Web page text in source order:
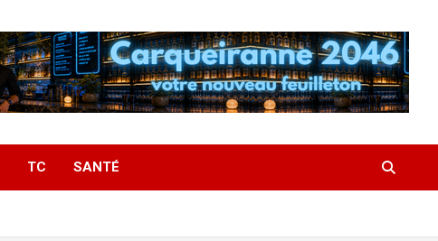
TC SANTÉ